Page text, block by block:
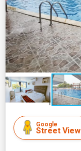
Google
Street View